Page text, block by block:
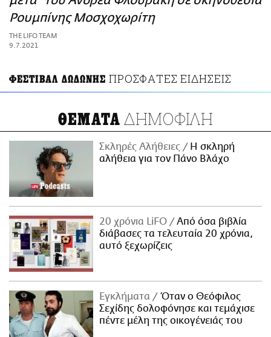
ΑΜΠΑ
PRINT
Ρουμπίνης Μοσχοχωρίτη
THE LIFO TEAM
9.7.2021
ΦΕΣΤΙΒΑΛ ΔΩΔΩΝΗΣ ΠΡΟΣΦΑΤΕΣ ΕΙΔΗΣΕΙΣ
ΘΕΜΑΤΑ ΔΗΜΟΦΙΛΗ
Σκληρές Αλήθειες
H σκληρή
αλήθεια για τον Πάνο Βλάχο
20 χρόνια LiFO
Από όσα βιβλία
διάβασες τα τελευταία 20 χρόνια,
αυτό ξεχωρίζεις
Εγκλήματα
Όταν ο Θεόφιλος
Σεχίδης δολοφόνησε και τεμάχισε
πέντε μέλη της οικογένειάς του